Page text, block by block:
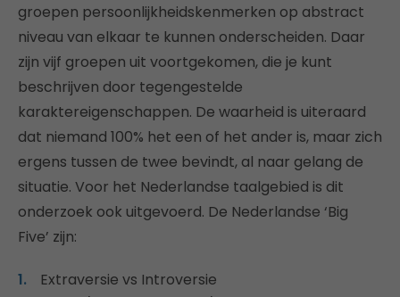
groepen persoonlijkheidskenmerken op abstract
niveau van elkaar te kunnen onderscheiden. Daar
zijn vijf groepen uit voortgekomen, die je kunt
beschrijven door tegengestelde
karaktereigenschappen. De waarheid is uiteraard
dat niemand 100% het een of het ander is, maar zich
ergens tussen de twee bevindt, al naar gelang de
situatie. Voor het Nederlandse taalgebied is dit
onderzoek ook uitgevoerd. De Nederlandse ‘Big
Five’ zijn:
Extraversie vs Introversie